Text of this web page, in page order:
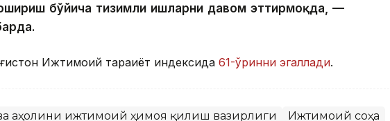
бўйича тизимли ишларни давом эттирмоқда, —
Ижтимоий тараққиёт индексида 61-ўринни эгаллади.
ва аҳолини ижтимоий ҳимоя қилиш вазирлиги Ижтимоий соҳа